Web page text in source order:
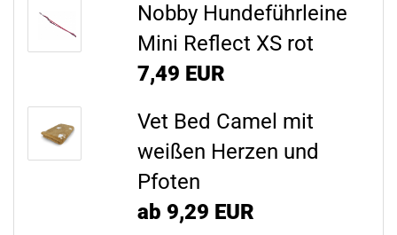
Nobby Hundeführleine
Mini Reflect XS rot
7,49 EUR
Vet Bed Camel mit
weißen Herzen und
Pfoten
ab 9,29 EUR